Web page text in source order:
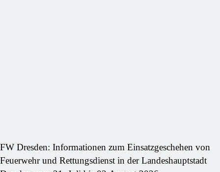
FW Dresden: Informationen zum Einsatzgeschehen von
Feuerwehr und Rettungsdienst in der Landeshauptstadt